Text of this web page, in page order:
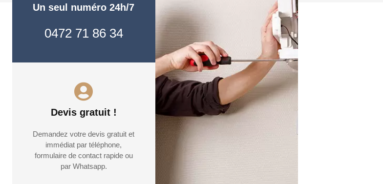
Un seul numéro 24h/7
0472 71 86 34
Devis gratuit !
Demandez votre devis gratuit et
immédiat par téléphone,
formulaire de contact rapide ou
par Whatsapp.